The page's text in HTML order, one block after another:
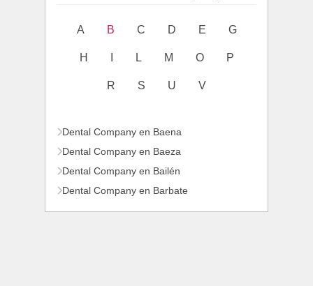
A B C D E G
H L M O P
R S U V
Dental Company en Baena
Dental Company en Baeza
Dental Company en Bailén
Dental Company en Barbate